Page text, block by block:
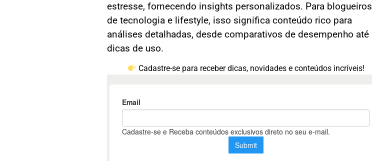
estresse, fornecendo insights personalizados. Para blogueiros
de tecnologia e lifestyle, isso significa conteúdo rico para
análises detalhadas, desde comparativos de desempenho até
dicas de uso.
Cadastre-se para receber dicas, novidades e conteúdos incríveis!